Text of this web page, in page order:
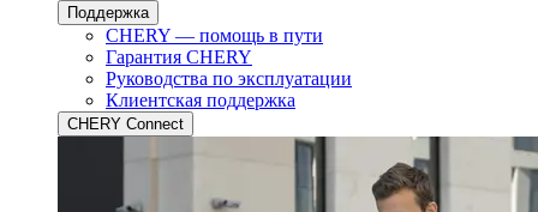
Поддержка
CHERY — помощь в пути
Гарантия CHERY
Руководства по эксплуатации
Клиентская поддержка
CHERY Connect